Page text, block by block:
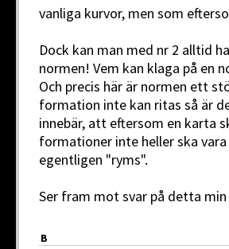
vanliga kurvor, men som
Dock kan man med nr 2 alltid
normen! Vem kan klaga på en
Och precis här är normen ett
formation inte kan ritas så är
innebär, att eftersom en karta
formationer inte heller ska
egentligen "ryms".
Ser fram mot svar på detta
B